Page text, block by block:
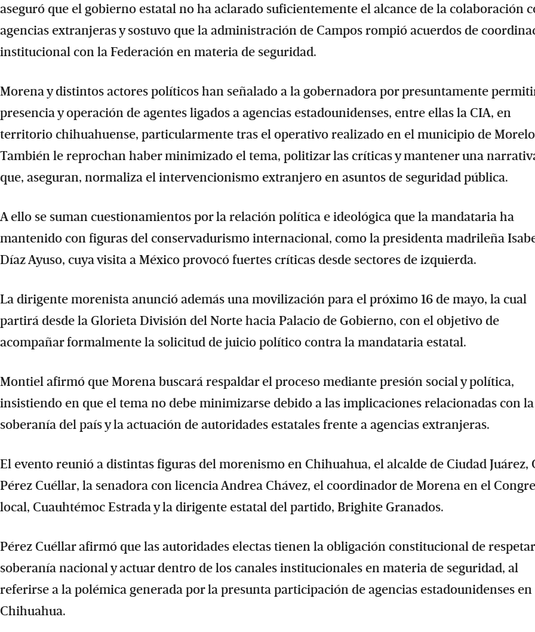
aseguró que el gobierno estatal no ha aclarado suficientemente el alcance de la colaboración
agencias extranjeras y sostuvo que la administración de Campos rompió acuerdos de
institucional con la Federación en materia de seguridad.
Morena y distintos actores políticos han señalado a la gobernadora por presuntamente
presencia y operación de agentes ligados a agencias estadounidenses, entre ellas la CIA, en
territorio chihuahuense, particularmente tras el operativo realizado en el municipio de
También le reprochan haber minimizado el tema, politizar las críticas y mantener una
que, aseguran, normaliza el intervencionismo extranjero en asuntos de seguridad pública.
A ello se suman cuestionamientos por la relación política e ideológica que la mandataria ha
mantenido con figuras del conservadurismo internacional, como la presidenta madrileña
Díaz Ayuso, cuya visita a México provocó fuertes críticas desde sectores de izquierda.
La dirigente morenista anunció además una movilización para el próximo 16 de mayo, la cual
partirá desde la Glorieta División del Norte hacia Palacio de Gobierno, con el objetivo de
acompañar formalmente la solicitud de juicio político contra la mandataria estatal.
Montiel afirmó que Morena buscará respaldar el proceso mediante presión social y política,
insistiendo en que el tema no debe minimizarse debido a las implicaciones relacionadas con la
soberanía del país y la actuación de autoridades estatales frente a agencias extranjeras.
El evento reunió a distintas figuras del morenismo en Chihuahua, el alcalde de Ciudad Juárez,
Pérez Cuéllar, la senadora con licencia Andrea Chávez, el coordinador de Morena en el
local, Cuauhtémoc Estrada y la dirigente estatal del partido, Brighite Granados.
Pérez Cuéllar afirmó que las autoridades electas tienen la obligación constitucional de
soberanía nacional y actuar dentro de los canales institucionales en materia de seguridad, al
referirse a la polémica generada por la presunta participación de agencias estadounidenses en
Chihuahua.